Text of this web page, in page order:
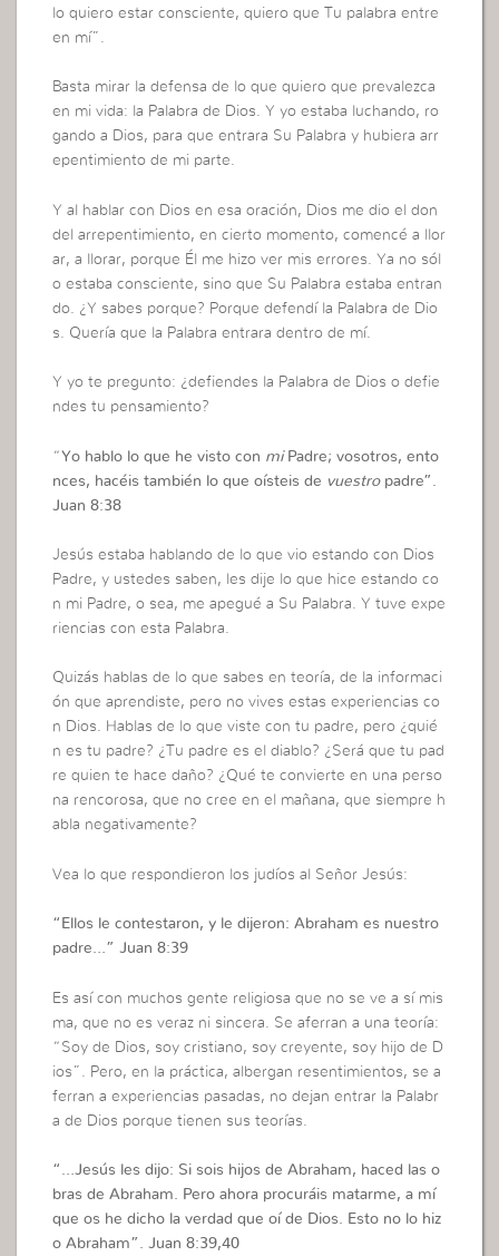
lo quiero estar consciente, quiero que Tu palabra entre
en mí”.
Basta mirar la defensa de lo que quiero que prevalezca
en mi vida: la Palabra de Dios. Y yo estaba luchando, ro
gando a Dios, para que entrara Su Palabra y hubiera arr
epentimiento de mi parte.
Y al hablar con Dios en esa oración, Dios me dio el don
del arrepentimiento, en cierto momento, comencé a llor
ar, a llorar, porque Él me hizo ver mis errores. Ya no sól
o estaba consciente, sino que Su Palabra estaba entran
do. ¿Y sabes porque? Porque defendí la Palabra de Dio
s. Quería que la Palabra entrara dentro de mí.
Y yo te pregunto: ¿defiendes la Palabra de Dios o defie
ndes tu pensamiento?
“Yo hablo lo que he visto con miPadre; vosotros, ento
nces, hacéis también lo que oísteis de vuestropadre”.
Juan 8:38
Jesús estaba hablando de lo que vio estando con Dios
Padre, y ustedes saben, les dije lo que hice estando co
n mi Padre, o sea, me apegué a Su Palabra. Y tuve expe
riencias con esta Palabra.
Quizás hablas de lo que sabes en teoría, de la informaci
ón que aprendiste, pero no vives estas experiencias co
n Dios. Hablas de lo que viste con tu padre, pero ¿quié
n es tu padre? ¿Tu padre es el diablo? ¿Será que tu pad
re quien te hace daño? ¿Qué te convierte en una perso
na rencorosa, que no cree en el mañana, que siempre h
abla negativamente?
Vea lo que respondieron los judíos al Señor Jesús:
“Ellos le contestaron, y le dijeron: Abraham es nuestro
padre…” Juan 8:39
Es así con muchos gente religiosa que no se ve a sí mis
ma, que no es veraz ni sincera. Se aferran a una teoría:
“Soy de Dios, soy cristiano, soy creyente, soy hijo de D
ios”. Pero, en la práctica, albergan resentimientos, se a
ferran a experiencias pasadas, no dejan entrar la Palabr
a de Dios porque tienen sus teorías.
“…Jesús les dijo: Si sois hijos de Abraham, haced las o
bras de Abraham. Pero ahora procuráis matarme, a mí
que os he dicho la verdad que oí de Dios. Esto no lo hiz
o Abraham”. Juan 8:39,40